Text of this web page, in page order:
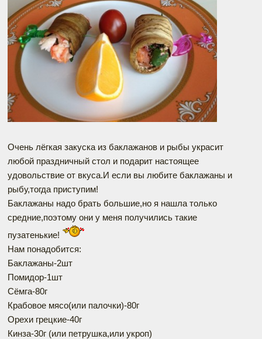
Очень лёгкая закуска из баклажанов и рыбы украсит
любой праздничный стол и подарит настоящее
удовольствие от вкуса.И если вы любите баклажаны и
рыбу,тогда приступим!
Баклажаны надо брать большие,но я нашла только
средние,поэтому они у меня получились такие
пузатенькие!
Нам понадобится:
Баклажаны-2шт
Помидор-1шт
Сёмга-80г
Крабовое мясо(или палочки)-80г
Орехи грецкие-40г
Кинза-30г (или петрушка,или укроп)